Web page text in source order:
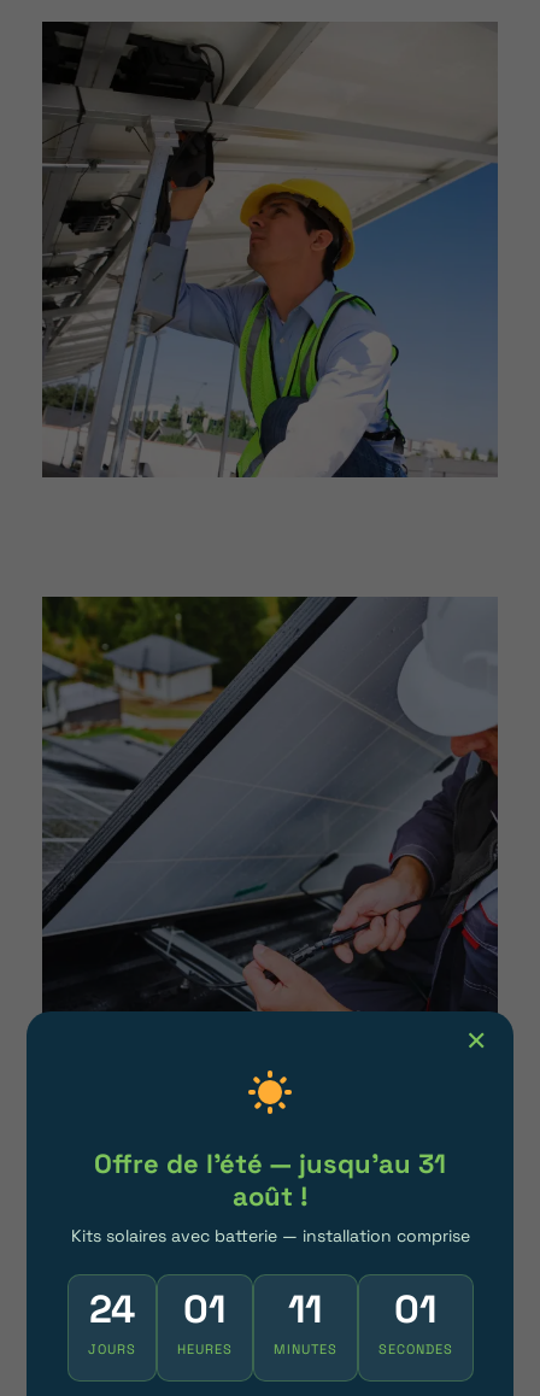
Habit’avenir pour la
maintenance de vos panneaux
solaires en Doubs?
Disponibilité maximale et réactivité
Nous sommes disponibles chaque jour
de la semaine, entre 8h et 20h, pour
✕
Offre de l'été — jusqu'au 31
août !
Kits solaires avec batterie — installation comprise
24
JOURS
01
HEURES
10
MINUTES
57
SECONDES